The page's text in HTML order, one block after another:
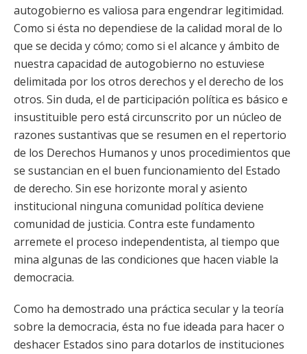
autogobierno es valiosa para engendrar legitimidad.
Como si ésta no dependiese de la calidad moral de lo
que se decida y cómo; como si el alcance y ámbito de
nuestra capacidad de autogobierno no estuviese
delimitada por los otros derechos y el derecho de los
otros. Sin duda, el de participación política es básico e
insustituible pero está circunscrito por un núcleo de
razones sustantivas que se resumen en el repertorio
de los Derechos Humanos y unos procedimientos que
se sustancian en el buen funcionamiento del Estado
de derecho. Sin ese horizonte moral y asiento
institucional ninguna comunidad política deviene
comunidad de justicia. Contra este fundamento
arremete el proceso independentista, al tiempo que
mina algunas de las condiciones que hacen viable la
democracia.
Como ha demostrado una práctica secular y la teoría
sobre la democracia, ésta no fue ideada para hacer o
deshacer Estados sino para dotarlos de instituciones